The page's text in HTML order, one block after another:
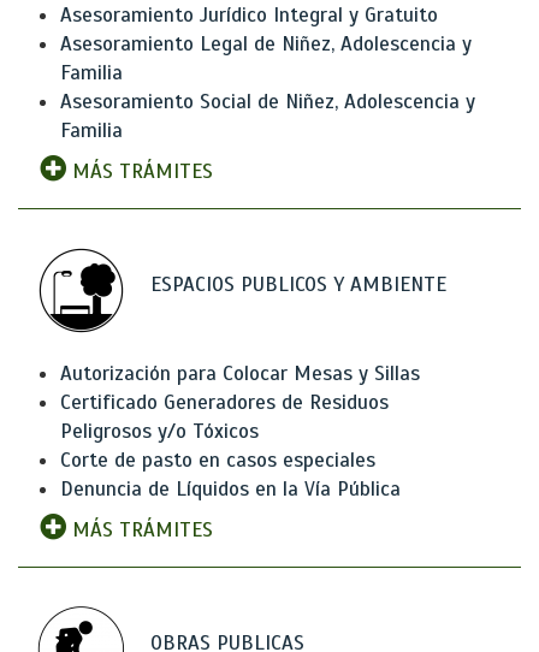
Asesoramiento Jurídico Integral y Gratuito
Asesoramiento Legal de Niñez, Adolescencia y
Familia
Asesoramiento Social de Niñez, Adolescencia y
Familia
MÁS TRÁMITES
ESPACIOS PUBLICOS Y AMBIENTE
Autorización para Colocar Mesas y Sillas
Certificado Generadores de Residuos
Peligrosos y/o Tóxicos
Corte de pasto en casos especiales
Denuncia de Líquidos en la Vía Pública
MÁS TRÁMITES
OBRAS PUBLICAS